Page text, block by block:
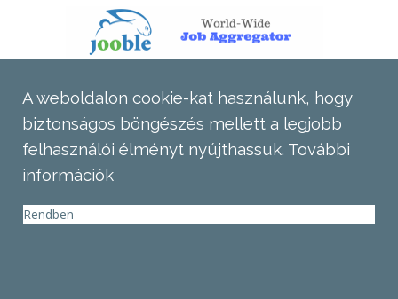
A weboldalon cookie-kat használunk, hogy
biztonságos böngészés mellett a legjobb
felhasználói élményt nyújthassuk. További
információk
Rendben